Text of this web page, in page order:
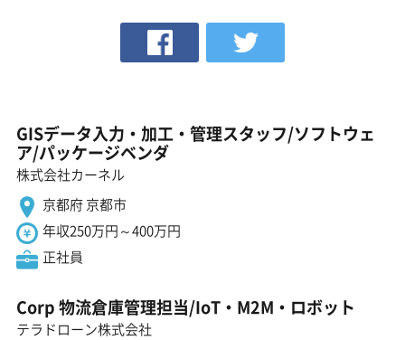
GISデータ入力・加工・管理スタッフ/ソフトウェ
ア/パッケージベンダ
株式会社カーネル
京都府 京都市
年収250万円～400万円
正社員
Corp 物流倉庫管理担当/IoT・M2M・ロボット
テラドローン株式会社